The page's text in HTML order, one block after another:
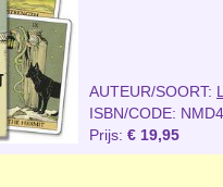
AUTEUR/SOORT:
ISBN/CODE:
Prijs: € 19,95